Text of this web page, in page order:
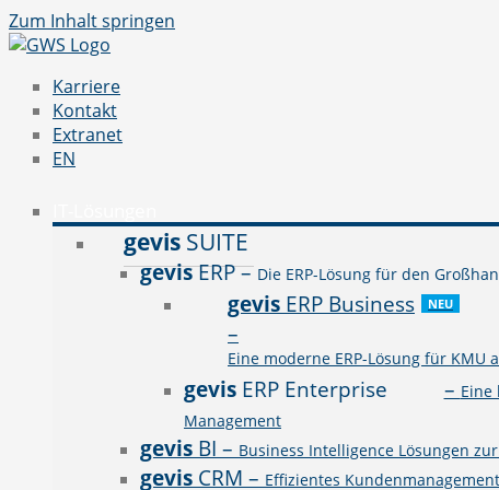
Zum Inhalt springen
Karriere
Kontakt
Extranet
EN
gevis SUITE
gevisERP– Die ERP-Lösung für den
gevis ERP Business
–
Eine moderne ERP-Lösung für KMU
NEU
gevis ERP Enterprise – Eine
Management
gevis BI – Business Intelligence Lösungen
gevis CRM – Effizientes